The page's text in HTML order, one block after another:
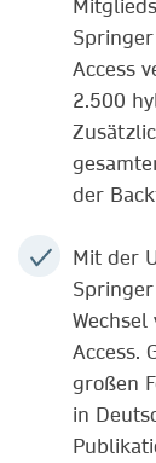
Access
2.500
der
Mit der
Access.
großen
in